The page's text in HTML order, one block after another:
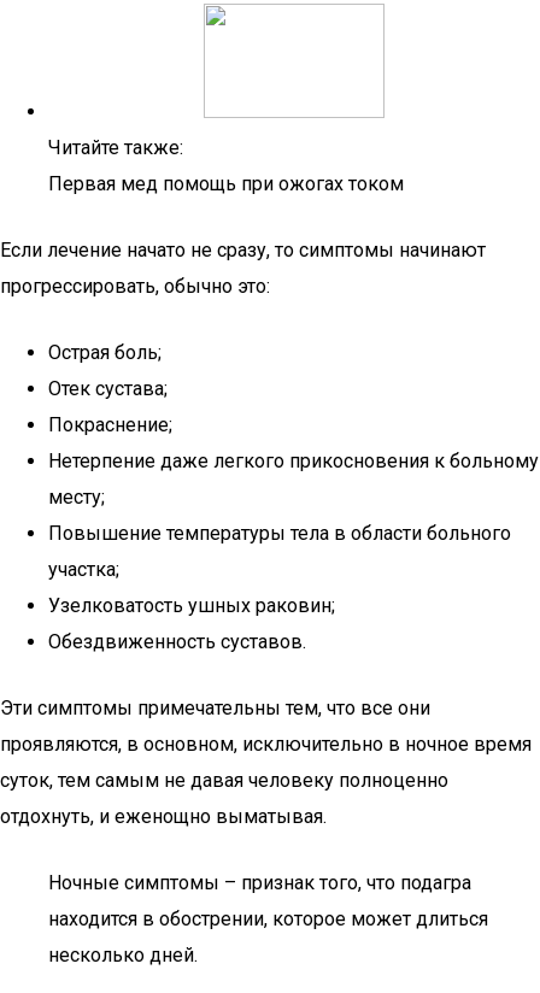
Читайте также:
Первая мед помощь при ожогах током
Если лечение начато не сразу, то симптомы начинают
прогрессировать, обычно это:
Острая боль;
Отек сустава;
Покраснение;
Нетерпение даже легкого прикосновения к больному
месту;
Повышение температуры тела в области больного
участка;
Узелковатость ушных раковин;
Обездвиженность суставов.
Эти симптомы примечательны тем, что все они
проявляются, в основном, исключительно в ночное время
суток, тем самым не давая человеку полноценно
отдохнуть, и еженощно выматывая.
Ночные симптомы – признак того, что подагра
находится в обострении, которое может длиться
несколько дней.